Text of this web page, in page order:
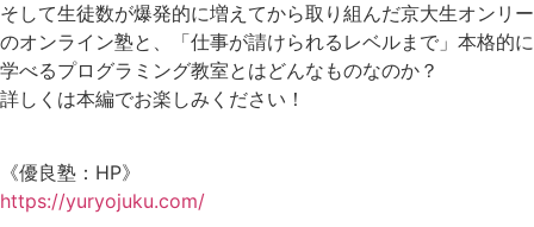
そして生徒数が爆発的に増えてから取り組んだ京大生オンリー
のオンライン塾と、「仕事が請けられるレベルまで」本格的に
学べるプログラミング教室とはどんなものなのか？
詳しくは本編でお楽しみください！
《優良塾：HP》
https://yuryojuku.com/